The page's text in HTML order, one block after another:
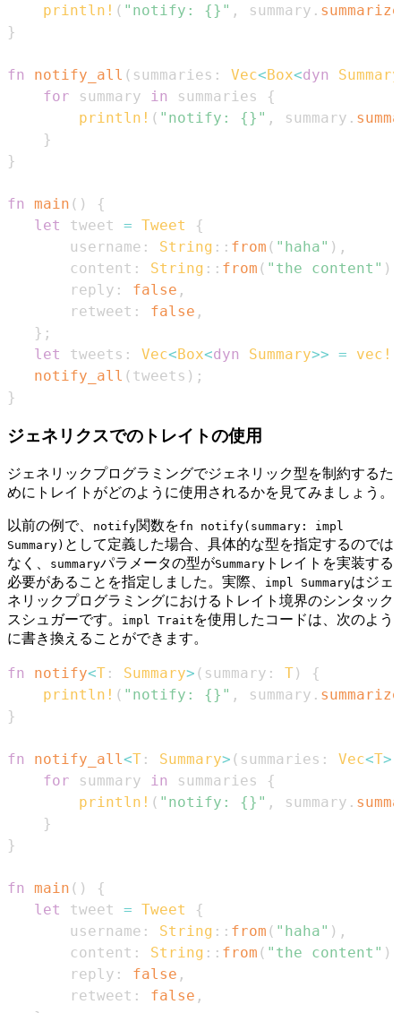
println! ( "notify: {}" , summary . summarize
}
fn notify_all ( summaries : Vec<Box<dyn
Summary
for summary in summaries
{
println! ( "notify: {}" , summary .
}
}
fn main ( )
{
let
tweet = Tweet
{
       username
: String :: from ( "haha" ) ,
       content
: String :: from ( "the content" )
       reply
: false ,
       retweet
: false ,
} ;
let
tweets : Vec<Box<dyn Summary>> = vec!
notify_all ( tweets ) ;
}
ジェネリクスでのトレイトの使用
ジェネリックプログラミングでジェネリック型を制約するた
めにトレイトがどのように使用されるかを見てみましょう。
以前の例で、 notify関数をfn notify(summary: impl
Summary) として定義した場合、具体的な型を指定するのでは
なく、
summaryパラメータの型がSummary トレイトを実装する
必要があることを指定しました。実際、
impl Summaryはジェ
ネリックプログラミングにおけるトレイト境界のシンタック
スシュガーです。
impl Trait を使用したコードは、次のよう
に書き換えることができます。
fn notify<T : Summary> ( summary : T)
{
println! ( "notify: {}" , summary . summarize
}
fn notify_all<T : Summary> ( summaries : Vec<T>
for summary in summaries
{
println! ( "notify: {}" , summary .
}
}
fn main ( )
{
let
tweet = Tweet
{
       username
: String :: from ( "haha" ) ,
       content
: String :: from ( "the content" )
       reply
: false ,
       retweet
: false ,